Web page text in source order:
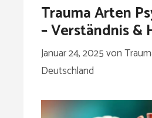
Trauma Arten
– Verständnis &
Januar 24, 2025von
Deutschland